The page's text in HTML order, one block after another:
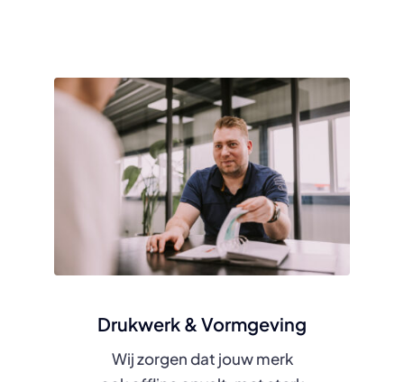
Drukwerk & Vormgeving
Wij zorgen dat jouw merk